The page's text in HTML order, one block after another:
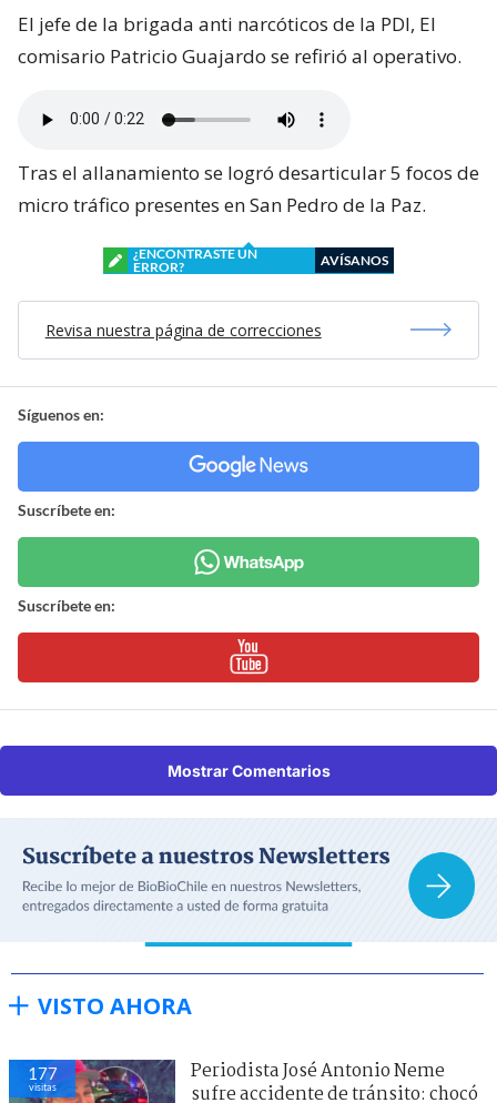
El jefe de la brigada anti narcóticos de la PDI, El
comisario Patricio Guajardo se refirió al operativo.
Tras el allanamiento se logró desarticular 5 focos de
micro tráfico presentes en San Pedro de la Paz.
¿ENCONTRASTE UN
ERROR?
AVÍSANOS
Revisa nuestra página de correcciones
Síguenos en:
Suscríbete en:
Suscríbete en:
Mostrar Comentarios
VISTO AHORA
177
visitas
Periodista José Antonio Neme
sufre accidente de tránsito: chocó